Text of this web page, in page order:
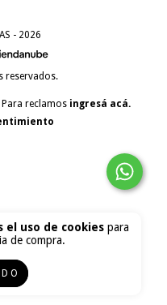
el uso de cookies para
de compra.
- 2026
reservados.
reclamos ingresá acá.